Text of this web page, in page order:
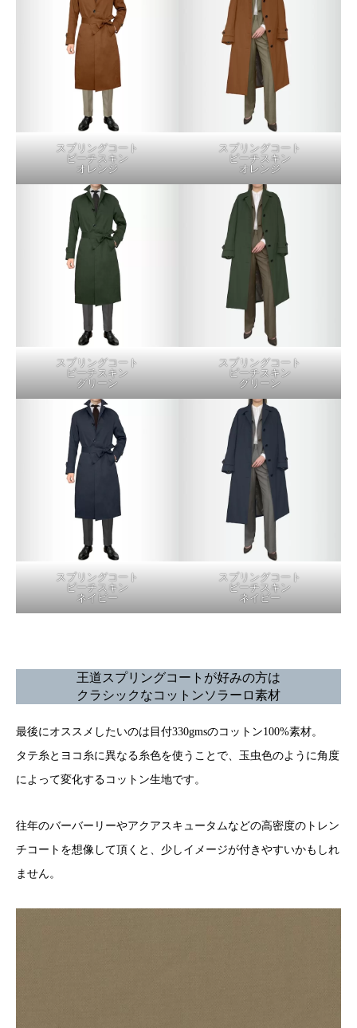
スプリングコート
ピーチスキン
オレンジ
スプリングコート
ピーチスキン
オレンジ
スプリングコート
ピーチスキン
グリーン
スプリングコート
ピーチスキン
グリーン
スプリングコート
ピーチスキン
ネイビー
スプリングコート
ピーチスキン
ネイビー
王道スプリングコートが好みの方は
クラシックなコットンソラーロ素材
最後にオススメしたいのは目付330gmsのコットン100%素材。
タテ糸とヨコ糸に異なる糸色を使うことで、玉虫色のように角度
によって変化するコットン生地です。
往年のバーバーリーやアクアスキュータムなどの高密度のトレン
チコートを想像して頂くと、少しイメージが付きやすいかもしれ
ません。